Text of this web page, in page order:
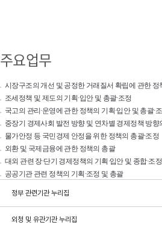
주요업무
시장구조의 개선 및 공정한 거래질서 확립에 관한 정
조세정책 및 제도의 기획·입안 및 총괄·조정
국고의 관리·운영에 관한 정책의 기획·입안 및 총괄·
중장기 경제사회 발전 방향 및 연차별 경제정책 방향
물가안정 등 국민경제 안정을 위한 정책의 총괄·조정
외환 및 국제금융에 관한 정책의 총괄
대외 관련 장·단기 경제정책의 기획·입안 및 종합·조정
공공기관 관련 정책의 기획·조정 및 총괄
정부 관련기관 누리집
외청 및 유관기관 누리집